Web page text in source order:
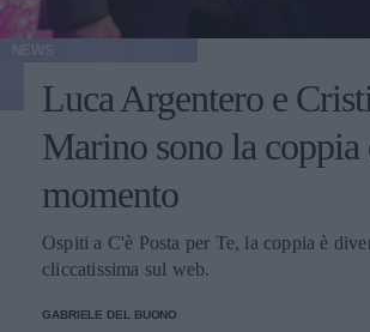
Luca Argentero e
Marino sono la coppia
momento
Ospiti a C'è Posta per Te, la coppia è
cliccatissima sul web.
GABRIELE DEL BUONO